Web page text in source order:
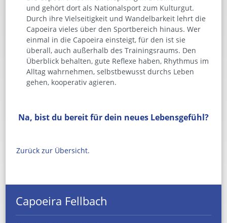
und gehört dort als Nationalsport zum Kulturgut.
Durch ihre Vielseitigkeit und Wandelbarkeit lehrt die
Capoeira vieles über den Sportbereich hinaus. Wer
einmal in die Capoeira einsteigt, für den ist sie
überall, auch außerhalb des Trainingsraums. Den
Überblick behalten, gute Reflexe haben, Rhythmus im
Alltag wahrnehmen, selbstbewusst durchs Leben
gehen, kooperativ agieren.
Na, bist du bereit für dein neues Lebensgefühl?
Zurück zur Übersicht.
Capoeira Fellbach